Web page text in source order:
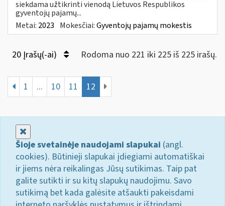
siekdama užtikrinti vienodą Lietuvos Respublikos
gyventojų pajamų...
Metai: 2023 Mokesčiai:Gyventojų pajamų mokestis
20 Įrašų(-ai) Rodoma nuo 221 iki 225 iš 225 irašų.
1 ... 10 11 12
Šioje svetainėje naudojami slapukai (angl.
cookies). Būtinieji slapukai įdiegiami automatiškai
ir jiems nėra reikalingas Jūsų sutikimas. Taip pat
galite sutikti ir su kitų slapukų naudojimu. Savo
sutikimą bet kada galėsite atšaukti pakeisdami